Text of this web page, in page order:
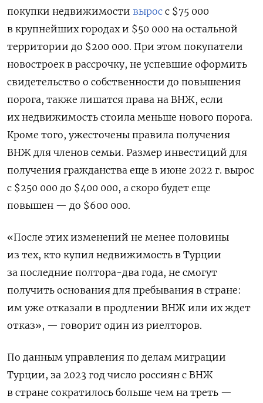
покупки недвижимости вырос с $75 000
в крупнейших городах и $50 000 на остальной
территории до $200 000. При этом покупатели
новостроек в рассрочку, не успевшие оформить
свидетельство о собственности до повышения
порога, также лишатся права на ВНЖ, если
их недвижимость стоила меньше нового порога.
Кроме того, ужесточены правила получения
ВНЖ для членов семьи. Размер инвестиций для
получения гражданства еще в июне 2022 г. вырос
с $250 000 до $400 000, а скоро будет еще
повышен — до $600 000.
«После этих изменений не менее половины
из тех, кто купил недвижимость в Турции
за последние полтора-два года, не смогут
получить основания для пребывания в стране:
им уже отказали в продлении ВНЖ или их ждет
отказ», — говорит один из риелторов.
По данным управления по делам миграции
Турции, за 2023 год число россиян с ВНЖ
в стране сократилось больше чем на треть —